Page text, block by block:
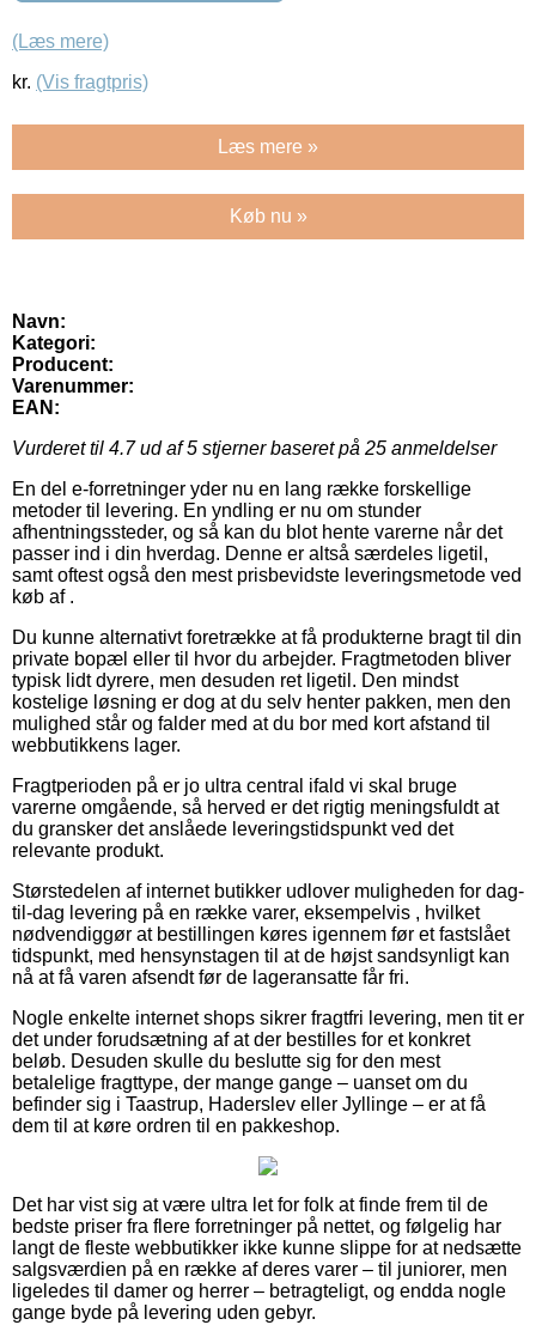
(Læs mere)
kr. (Vis fragtpris)
Læs mere »
Køb nu »
Navn:
Kategori:
Producent:
Varenummer:
EAN:
Vurderet til 4.7ud af 5 stjerner baseret på 25 anmeldelser
En del e-forretninger yder nu en lang række forskellige
metoder til levering. En yndling er nu om stunder
afhentningssteder, og så kan du blot hente varerne når det
passer ind i din hverdag. Denne er altså særdeles ligetil,
samt oftest også den mest prisbevidste leveringsmetode ved
køb af .
Du kunne alternativt foretrække at få produkterne bragt til din
private bopæl eller til hvor du arbejder. Fragtmetoden bliver
typisk lidt dyrere, men desuden ret ligetil. Den mindst
kostelige løsning er dog at du selv henter pakken, men den
mulighed står og falder med at du bor med kort afstand til
webbutikkens lager.
Fragtperioden på er jo ultra central ifald vi skal bruge
varerne omgående, så herved er det rigtig meningsfuldt at
du gransker det anslåede leveringstidspunkt ved det
relevante produkt.
Størstedelen af internet butikker udlover muligheden for dag-
til-dag levering på en række varer, eksempelvis , hvilket
nødvendiggør at bestillingen køres igennem før et fastslået
tidspunkt, med hensynstagen til at de højst sandsynligt kan
nå at få varen afsendt før de lageransatte får fri.
Nogle enkelte internet shops sikrer fragtfri levering, men tit er
det under forudsætning af at der bestilles for et konkret
beløb. Desuden skulle du beslutte sig for den mest
betalelige fragttype, der mange gange – uanset om du
befinder sig i Taastrup, Haderslev eller Jyllinge – er at få
dem til at køre ordren til en pakkeshop.
Det har vist sig at være ultra let for folk at finde frem til de
bedste priser fra flere forretninger på nettet, og følgelig har
langt de fleste webbutikker ikke kunne slippe for at nedsætte
salgsværdien på en række af deres varer – til juniorer, men
ligeledes til damer og herrer – betragteligt, og endda nogle
gange byde på levering uden gebyr.